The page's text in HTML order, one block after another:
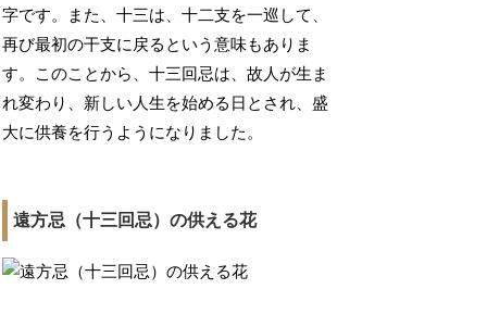
字です。また、十三は、十二支を一巡して、
再び最初の干支に戻るという意味もありま
す。このことから、十三回忌は、故人が生ま
れ変わり、新しい人生を始める日とされ、盛
大に供養を行うようになりました。
遠方忌（十三回忌）の供える花